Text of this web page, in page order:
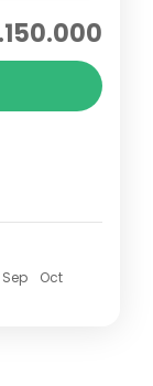
santuario
de aves.
este
Sep
Oct